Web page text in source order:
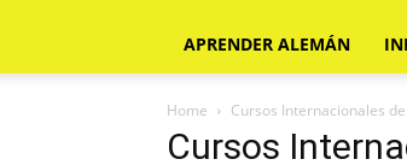
APRENDER ALEMÁN
Home Cursos Internacionales
Cursos